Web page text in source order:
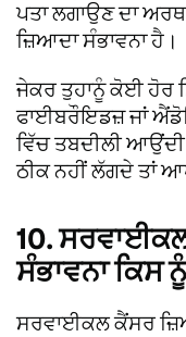
ਪਤਾ ਲਗਾਉਣ ਦਾ
ਜ਼ਿਆਦਾ ਸੰਭਾਵਨਾ ਹੈ।
ਜੇਕਰ ਤੁਹਾਨੂੰ ਕੋਈ ਹੋਰ
ਫਾਈਬਰੌਇਡਜ਼ ਜਾਂ
ਵਿੱਚ ਤਬਦੀਲੀ
ਠੀਕ ਨਹੀਂ ਲੱਗਦੇ ਤਾਂ
10.
ਸੰਭਾਵਨਾ ਕਿਸ
ਸਰਵਾਈਕਲ ਕੈਂਸਰ